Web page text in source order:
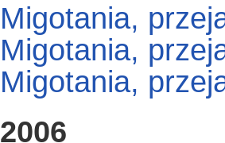
Migotania,
Migotania,
Migotania,
2006